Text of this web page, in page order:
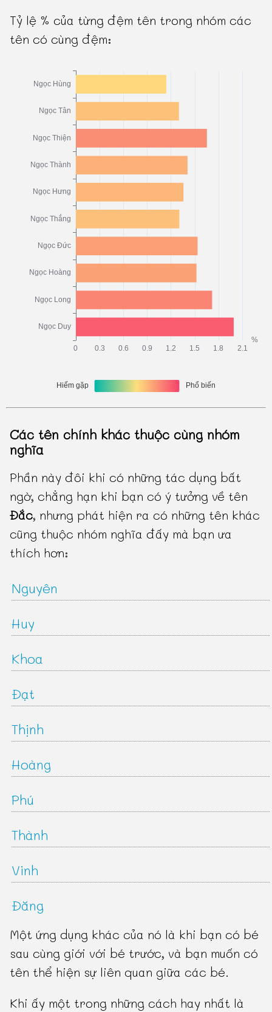
Tỷ lệ % của từng đệm tên trong nhóm các
tên có cùng đệm:
Các tên chính khác thuộc cùng nhóm
nghĩa
Phần này đôi khi có những tác dụng bất
ngờ, chẳng hạn khi bạn có ý tưởng về tên
Đắc, nhưng phát hiện ra có những tên khác
cũng thuộc nhóm nghĩa đấy mà bạn ưa
thích hơn:
Nguyên
Huy
Khoa
Đạt
Thịnh
Hoàng
Phú
Thành
Vinh
Đăng
Một ứng dụng khác của nó là khi bạn có bé
sau cùng giới với bé trước, và bạn muốn có
tên thể hiện sự liên quan giữa các bé.
Khi ấy một trong những cách hay nhất là